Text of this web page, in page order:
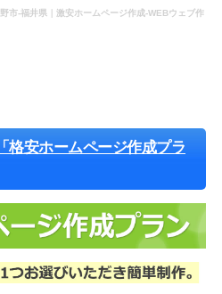
市-福井県｜激安ホームページ作成-WEBウェブ作
格安ホームページ作成プラ